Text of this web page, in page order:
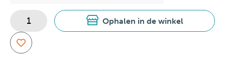
Ophalen in de winkel